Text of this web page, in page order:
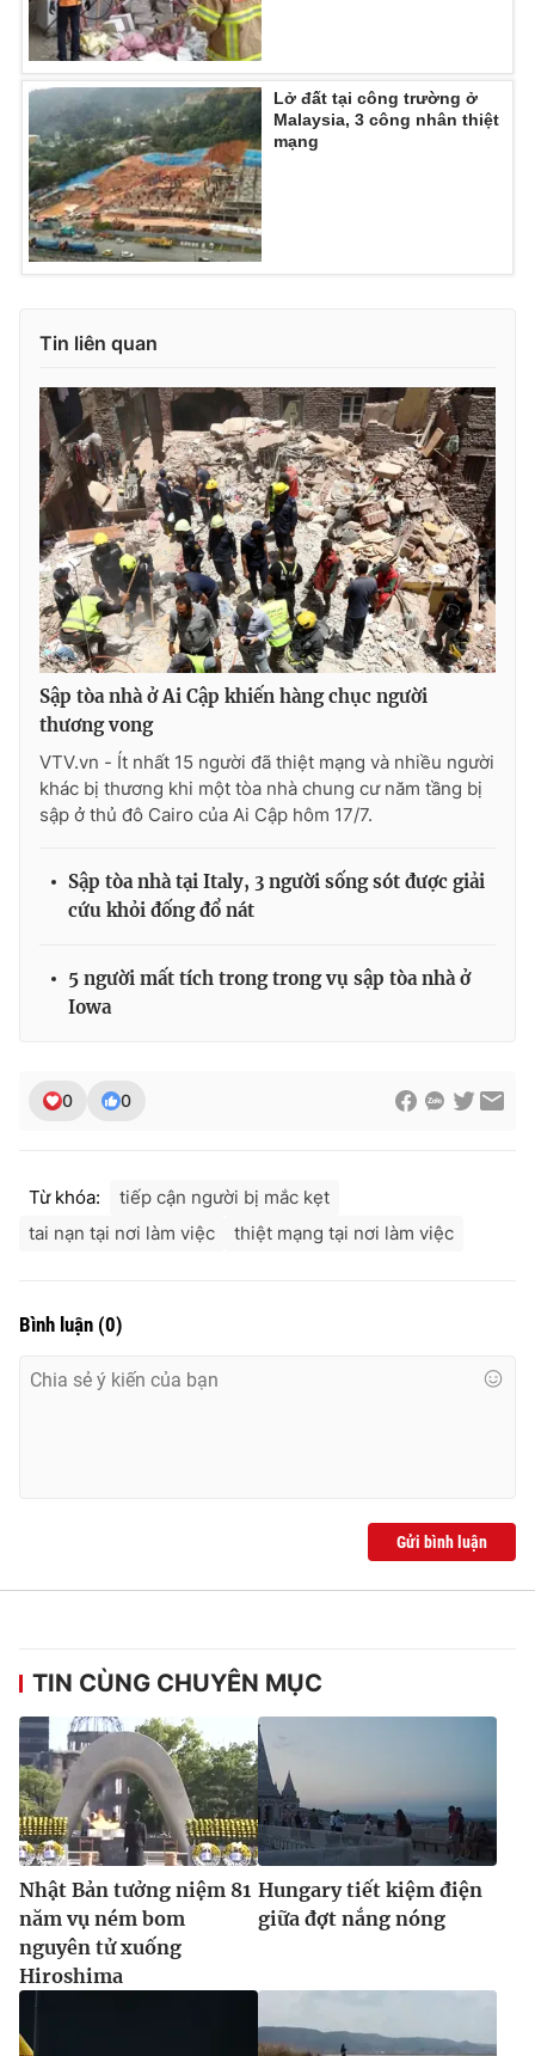
Lở đất tại công trường ở
Malaysia, 3 công nhân thiệt
mạng
Tin liên quan
Sập tòa nhà ở Ai Cập khiến hàng chục người
thương vong
VTV.vn - Ít nhất 15 người đã thiệt mạng và nhiều người
khác bị thương khi một tòa nhà chung cư năm tầng bị
sập ở thủ đô Cairo của Ai Cập hôm 17/7.
Sập tòa nhà tại Italy, 3 người sống sót được giải
cứu khỏi đống đổ nát
5 người mất tích trong trong vụ sập tòa nhà ở
Iowa
0 0
Từ khóa:
tiếp cận người bị mắc kẹt
tai nạn tại nơi làm việc
thiệt mạng tại nơi làm việc
Bình luận (0)
Gửi bình luận
TIN CÙNG CHUYÊN MỤC
Nhật Bản tưởng niệm 81
năm vụ ném bom
nguyên tử xuống
Hiroshima
Hungary tiết kiệm điện
giữa đợt nắng nóng